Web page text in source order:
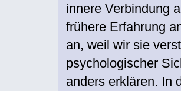
innere Verbindung
frühere Erfahrung
an, weil wir sie
psychologischer
anders erklären. In